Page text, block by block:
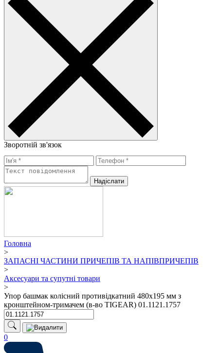
Зворотній зв'язок
Надiслати
Головна
>
ЗАПАСНІ ЧАСТИНИ ПРИЧЕПІВ ТА НАПІВПРИЧЕПІВ
>
Аксесуари та супутні товари
>
Упор башмак колісний противідкатний 480х195 мм з
кронштейном-тримачем (в-во TIGEAR) 01.1121.1757
0